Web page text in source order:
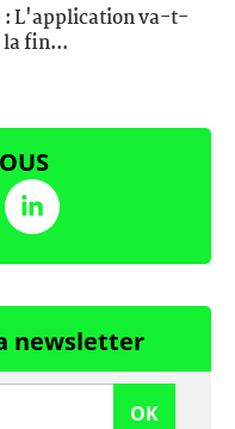
: L'application va-t-
fin...
newsletter
OK